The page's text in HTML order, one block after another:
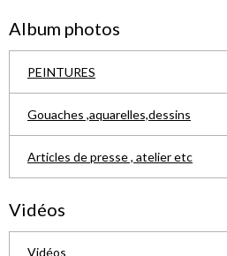
Album photos
PEINTURES
Gouaches ,aquarelles,dessins
Articles de presse , atelier etc
Vidéos
Vidéos